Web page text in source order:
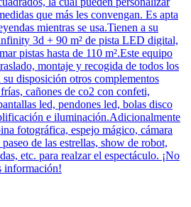
que más les convengan. Es apta
mientras se usa.Tienen a su
3d + 90 m² de pista LED digital,
pistas hasta de 110 m².Este equipo
montaje y recogida de todos los
disposición otros complementos
cañones de co2 con confeti,
led, pendones led, bolas disco
e iluminación.Adicionalmente
fotográfica, espejo mágico, cámara
de las estrellas, show de robot,
etc. para realzar el espectáculo. ¡No
información!